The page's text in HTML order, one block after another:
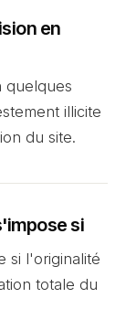
en
quelques
illicite
du site.
si
si l'originalité
totale du